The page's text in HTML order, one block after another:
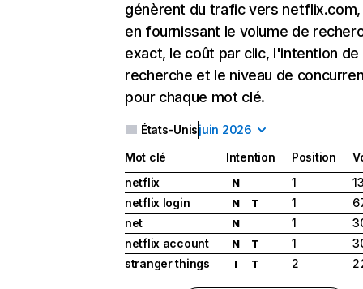
génèrent du trafic vers
en fournissant le volume de
exact, le coût par clic, l'intention de
recherche et le niveau de
pour chaque mot clé.
États-Unisjuin 2026
Mot clé Intention Position
netflix
N 1
netflix login
N T 1
net
N 1
netflix account
N T 1
stranger things
I T 2 2